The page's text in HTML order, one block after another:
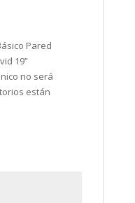
Pared
19”
no será
están